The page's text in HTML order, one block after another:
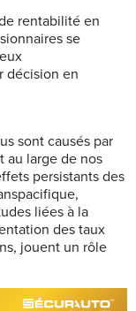
rentabilité en
se
décision en
sont causés par
au large de nos
persistants des
liées à la
des taux
jouent un rôle